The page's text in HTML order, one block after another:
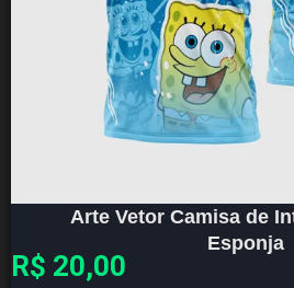
Arte Vetor Camisa de
Esponja
R$ 20,00